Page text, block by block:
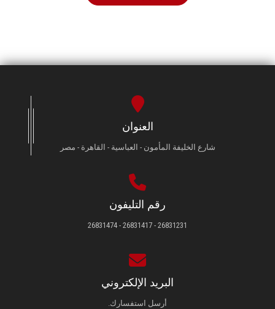
العنوان
شارع الخليفة المأمون - العباسية - القاهرة - مصر
رقم التليفون
26831231 - 26831417 - 26831474
البريد الإلكتروني
أرسل استفسارك.